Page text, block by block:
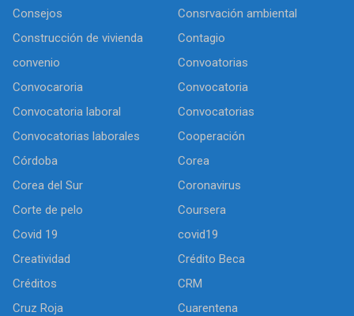
Consejos
Consrvación ambiental
Construcción de vivienda
Contagio
convenio
Convoatorias
Convocaroria
Convocatoria
Convocatoria laboral
Convocatorias
Convocatorias laborales
Cooperación
Córdoba
Corea
Corea del Sur
Coronavirus
Corte de pelo
Coursera
Covid 19
covid19
Creatividad
Crédito Beca
Créditos
CRM
Cruz Roja
Cuarentena